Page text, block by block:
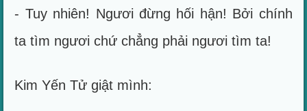
- Tuy nhiên! Ngươi đừng hối hận! Bởi chính
ta tìm ngươi chứ chẳng phải ngươi tìm ta!
Kim Yến Tử giật mình: